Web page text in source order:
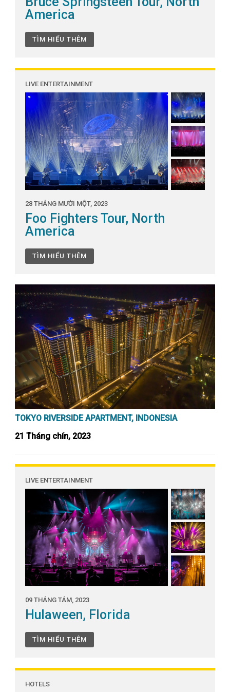
America
TÌM HIỂU THÊM
LIVE ENTERTAINMENT
28 THÁNG MƯỜI MỘT, 2023
Foo Fighters Tour, North
America
TÌM HIỂU THÊM
TOKYO RIVERSIDE APARTMENT, INDONESIA
21 Tháng chín, 2023
LIVE ENTERTAINMENT
09 THÁNG TÁM, 2023
Hulaween, Florida
TÌM HIỂU THÊM
HOTELS